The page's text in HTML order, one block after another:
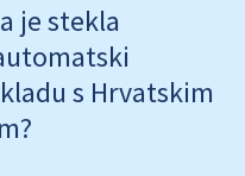
je stekla
s Hrvatskim